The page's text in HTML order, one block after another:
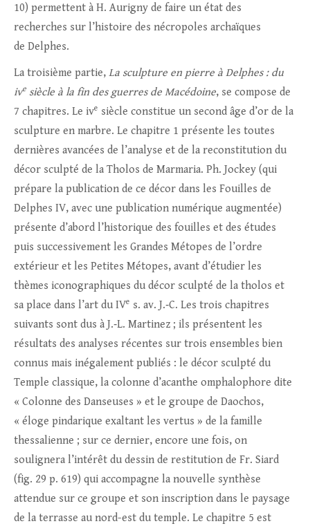
10) permettent à H. Aurigny de faire un état des
recherches sur l’histoire des nécropoles archaïques
de Delphes.
La troisième partie, La sculpture en pierre à Delphes : du
ive siècle à la fin des guerres de Macédoine, se compose de
7 chapitres. Le ive siècle constitue un second âge d’or de la
sculpture en marbre. Le chapitre 1 présente les toutes
dernières avancées de l’analyse et de la reconstitution du
décor sculpté de la Tholos de Marmaria. Ph. Jockey (qui
prépare la publication de ce décor dans les Fouilles de
Delphes IV, avec une publication numérique augmentée)
présente d’abord l’historique des fouilles et des études
puis successivement les Grandes Métopes de l’ordre
extérieur et les Petites Métopes, avant d’étudier les
thèmes iconographiques du décor sculpté de la tholos et
sa place dans l’art du IVe s. av. J.‑C. Les trois chapitres
suivants sont dus à J.‑L. Martinez ; ils présentent les
résultats des analyses récentes sur trois ensembles bien
connus mais inégalement publiés : le décor sculpté du
Temple classique, la colonne d’acanthe omphalophore dite
« Colonne des Danseuses » et le groupe de Daochos,
« éloge pindarique exaltant les vertus » de la famille
thessalienne ; sur ce dernier, encore une fois, on
soulignera l’intérêt du dessin de restitution de Fr. Siard
(fig. 29 p. 619) qui accompagne la nouvelle synthèse
attendue sur ce groupe et son inscription dans le paysage
de la terrasse au nord-est du temple. Le chapitre 5 est